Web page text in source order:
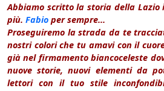
Abbiamo scritto la storia della Lazio
più. Fabio per sempre...
Proseguiremo la strada da te
nostri colori che tu amavi con il
già nel firmamento biancoceleste
nuove storie, nuovi elementi da
lettori con il tuo stile